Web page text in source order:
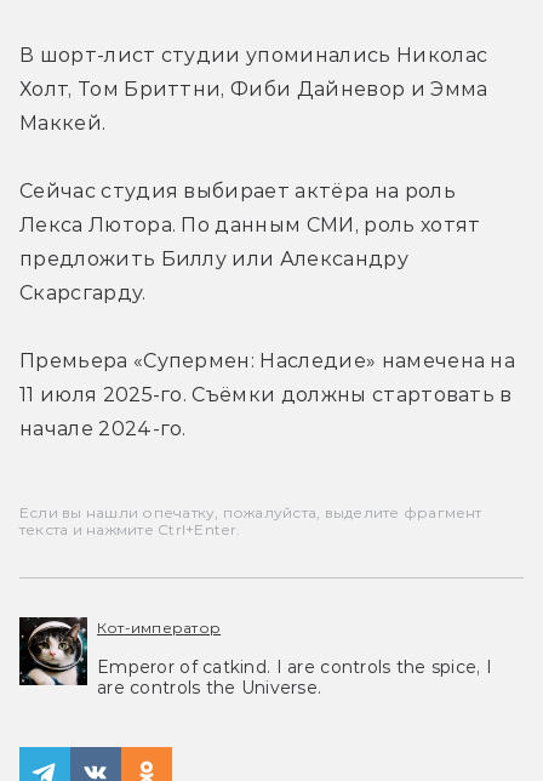
В шорт-лист студии упоминались Николас
Холт, Том Бриттни, Фиби Дайневор и Эмма
Маккей.
Сейчас студия выбирает актёра на роль
Лекса Лютора. По данным СМИ, роль хотят
предложить Биллу или Александру
Скарсгарду.
Премьера «Супермен: Наследие» намечена на
11 июля 2025-го. Съёмки должны стартовать в
начале 2024-го.
Если вы нашли опечатку, пожалуйста, выделите фрагмент
текста и нажмите Ctrl+Enter.
Кот-император
Emperor of catkind. I are controls the spice, I
are controls the Universe.